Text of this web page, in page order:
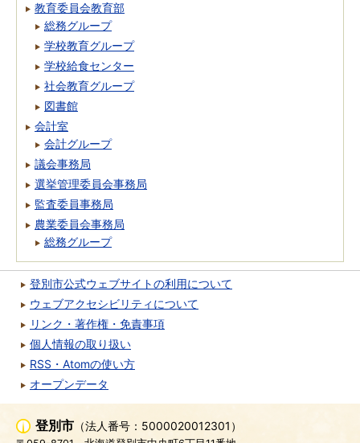
教育委員会教育部
総務グループ
学校教育グループ
学校給食センター
社会教育グループ
図書館
会計室
会計グループ
議会事務局
選挙管理委員会事務局
監査委員事務局
農業委員会事務局
総務グループ
登別市公式ウェブサイトの利用について
ウェブアクセシビリティについて
リンク・著作権・免責事項
個人情報の取り扱い
RSS・Atomの使い方
オープンデータ
登別市 （法人番号：5000020012301）